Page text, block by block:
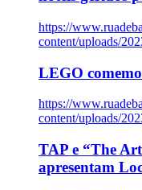
https://
content/uploads/
LEGO
https://
content/uploads/
TAP e “The
apresentam